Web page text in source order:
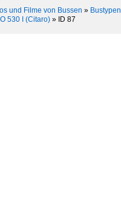
und Filme von Bussen » Bustypen
530 I (Citaro) » ID 87